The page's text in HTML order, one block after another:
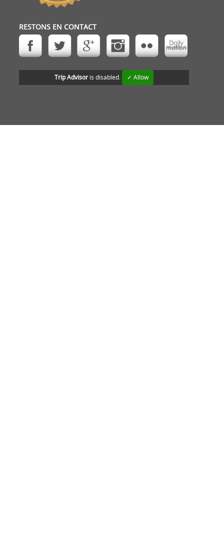
RESTONS EN CONTACT
Trip Advisoris disabled. ✓ Allow